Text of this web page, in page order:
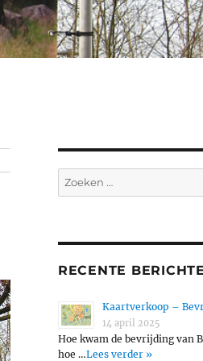
Zoeken
naar:
RECENTE
Kaartverkoop –
14 april 2025
Hoe kwam de bevrijding van
hoe …Lees verder »